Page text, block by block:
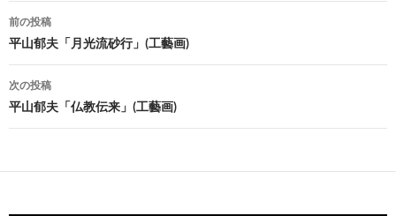
投
稿
ナ
ビ
ー
前の投稿
平山郁夫「月光流砂行」(工藝画)
次の投稿
平山郁夫「仏教伝来」(工藝画)